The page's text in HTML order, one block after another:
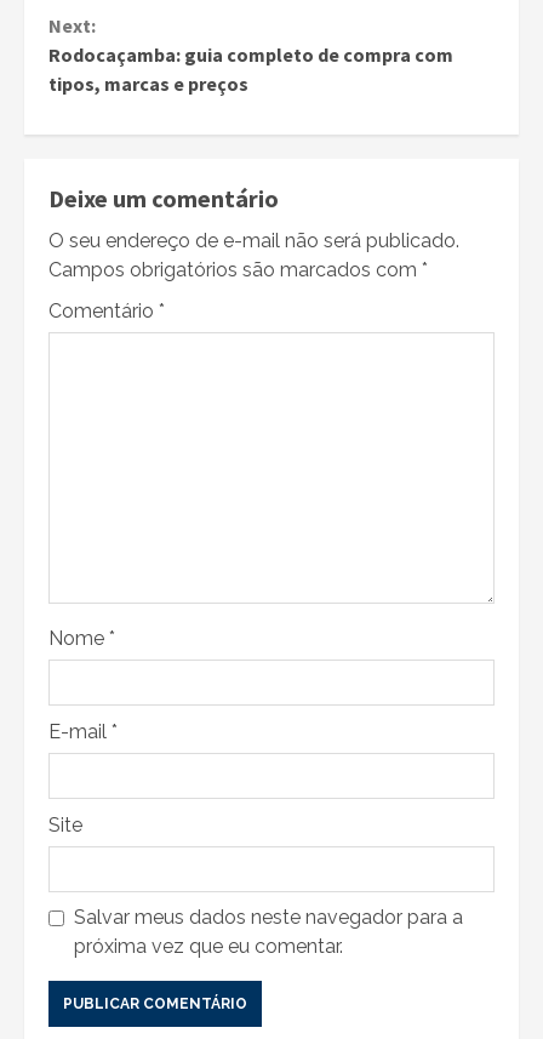
Next:
Rodocaçamba: guia completo de compra com
tipos, marcas e preços
Deixe um comentário
O seu endereço de e-mail não será publicado.
Campos obrigatórios são marcados com *
Comentário *
Nome *
E-mail *
Site
Salvar meus dados neste navegador para a
próxima vez que eu comentar.